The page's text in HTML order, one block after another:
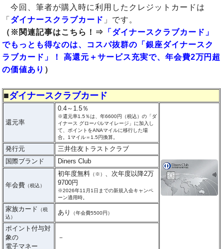
今回、筆者が購入時に利用したクレジットカードは
「 ダイナースクラブカード 」です。
（※関連記事はこちら！⇒ 「ダイナースクラブカード」
でもっとも得なのは、コスパ抜群の「銀座ダイナースク
ラブカード」！ 高還元＋サービス充実で、年会費2万円超
の価値あり ）
■ダイナースクラブカード
還元率
0.4～1.5％
※還元率1.5％は、年6600円（税込）の「ダ
イナース グローバルマイレージ」に加入し
て、ポイントをANAマイルに移行した場
合。1マイル＝1.5円換算。
発行元
三井住友トラストクラブ
国際ブランド
Diners Club
年会費 （税込）
初年度無料 （※） 、次年度以降2万
9700円
※2026年11月1日までの新規入会キャンペ
ーン適用時。
家族カード
（税
込）
あり （年会費5500円）
ポイント付与対
象の
電子マネー
－